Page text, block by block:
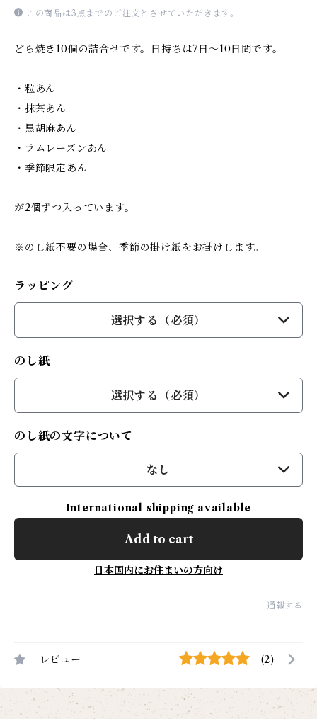
この商品は3点までのご注文とさせていただきます。
どら焼き10個の詰合せです。日持ちは7日～10日間です。
・粒あん
・抹茶あん
・黒胡麻あん
・ラムレーズンあん
・季節限定あん
が2個ずつ入っています。
※のし紙不要の場合、季節の掛け紙をお掛けします。
ラッピング
選択する（必須）
のし紙
選択する（必須）
のし紙の文字について
なし
International shipping available
Add to cart
日本国内にお住まいの方向け
通報する
レビュー (2)